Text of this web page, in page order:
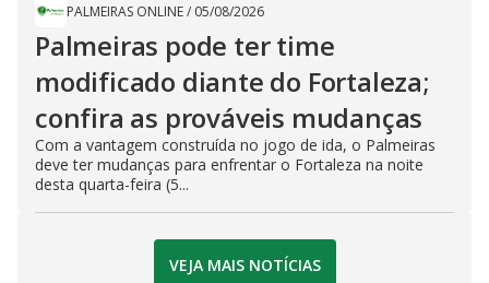
PALMEIRAS ONLINE/ 05/08/2026
Palmeiras pode ter time
modificado diante do Fortaleza;
confira as prováveis mudanças
Com a vantagem construída no jogo de ida, o Palmeiras
deve ter mudanças para enfrentar o Fortaleza na noite
desta quarta-feira (5...
VEJA MAIS NOTÍCIAS